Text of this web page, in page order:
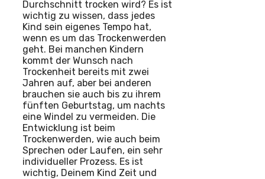
Durchschnitt trocken wird? Es ist
wichtig zu wissen, dass jedes
Kind sein eigenes Tempo hat,
wenn es um das Trockenwerden
geht. Bei manchen Kindern
kommt der Wunsch nach
Trockenheit bereits mit zwei
Jahren auf, aber bei anderen
brauchen sie auch bis zu ihrem
fünften Geburtstag, um nachts
eine Windel zu vermeiden. Die
Entwicklung ist beim
Trockenwerden, wie auch beim
Sprechen oder Laufen, ein sehr
individueller Prozess. Es ist
wichtig, Deinem Kind Zeit und